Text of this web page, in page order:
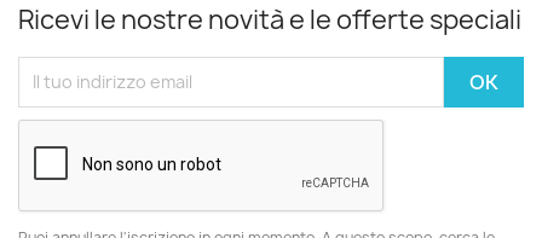
Ricevi le nostre novità e le offerte speciali